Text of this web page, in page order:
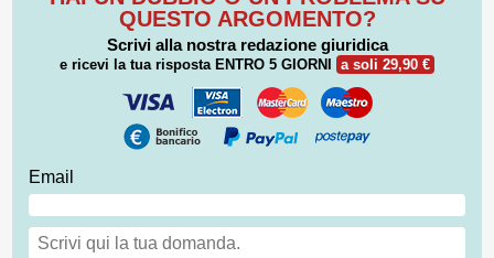
QUESTO ARGOMENTO?
Scrivi alla nostra redazione giuridica
e ricevi la tua risposta ENTRO 5 GIORNI a soli 29,90 €
Email